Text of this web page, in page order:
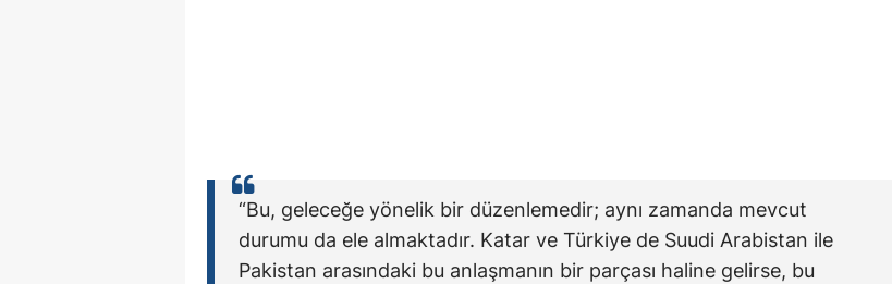
“Bu, geleceğe yönelik bir düzenlemedir; aynı zamanda mevcut
durumu da ele almaktadır. Katar ve Türkiye de Suudi Arabistan ile
Pakistan arasındaki bu anlaşmanın bir parçası haline gelirse, bu